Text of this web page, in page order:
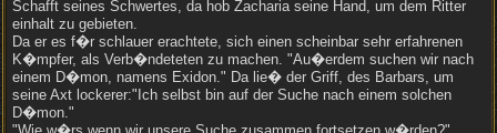
Schafft seines Schwertes, da hob Zacharia seine Hand, um dem Ritter
einhalt zu gebieten.
Da er es f�r schlauer erachtete, sich einen scheinbar sehr erfahrenen
K�mpfer, als Verb�ndeteten zu machen. "Au�erdem suchen wir nach
einem D�mon, namens Exidon." Da lie� der Griff, des Barbars, um
seine Axt lockerer:"Ich selbst bin auf der Suche nach einem solchen
D�mon."